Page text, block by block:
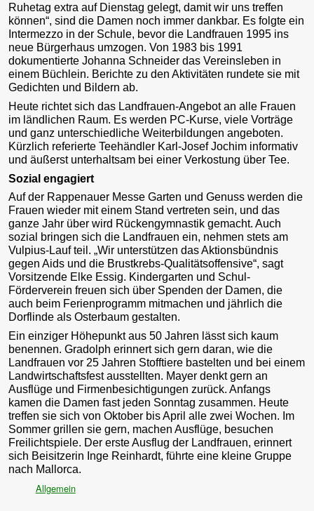
Ruhetag extra auf Dienstag gelegt, damit wir uns treffen
können“, sind die Damen noch immer dankbar. Es folgte ein
Intermezzo in der Schule, bevor die Landfrauen 1995 ins
neue Bürgerhaus umzogen. Von 1983 bis 1991
dokumentierte Johanna Schneider das Vereinsleben in
einem Büchlein. Berichte zu den Aktivitäten rundete sie mit
Gedichten und Bildern ab.
Heute richtet sich das Landfrauen-Angebot an alle Frauen
im ländlichen Raum. Es werden PC-Kurse, viele Vorträge
und ganz unterschiedliche Weiterbildungen angeboten.
Kürzlich referierte Teehändler Karl-Josef Jochim informativ
und äußerst unterhaltsam bei einer Verkostung über Tee.
Sozial engagiert
Auf der Rappenauer Messe Garten und Genuss werden die
Frauen wieder mit einem Stand vertreten sein, und das
ganze Jahr über wird Rückengymnastik gemacht. Auch
sozial bringen sich die Landfrauen ein, nehmen stets am
Vulpius-Lauf teil. „Wir unterstützen das Aktionsbündnis
gegen Aids und die Brustkrebs-Qualitätsoffensive“, sagt
Vorsitzende Elke Essig. Kindergarten und Schul-
Förderverein freuen sich über Spenden der Damen, die
auch beim Ferienprogramm mitmachen und jährlich die
Dorflinde als Osterbaum gestalten.
Ein einziger Höhepunkt aus 50 Jahren lässt sich kaum
benennen. Gradolph erinnert sich gern daran, wie die
Landfrauen vor 25 Jahren Stofftiere bastelten und bei einem
Landwirtschaftsfest ausstellten. Mayer denkt gern an
Ausflüge und Firmenbesichtigungen zurück. Anfangs
kamen die Damen fast jeden Sonntag zusammen. Heute
treffen sie sich von Oktober bis April alle zwei Wochen. Im
Sommer grillen sie gern, machen Ausflüge, besuchen
Freilichtspiele. Der erste Ausflug der Landfrauen, erinnert
sich Beisitzerin Inge Reinhardt, führte eine kleine Gruppe
nach Mallorca.
Allgemein